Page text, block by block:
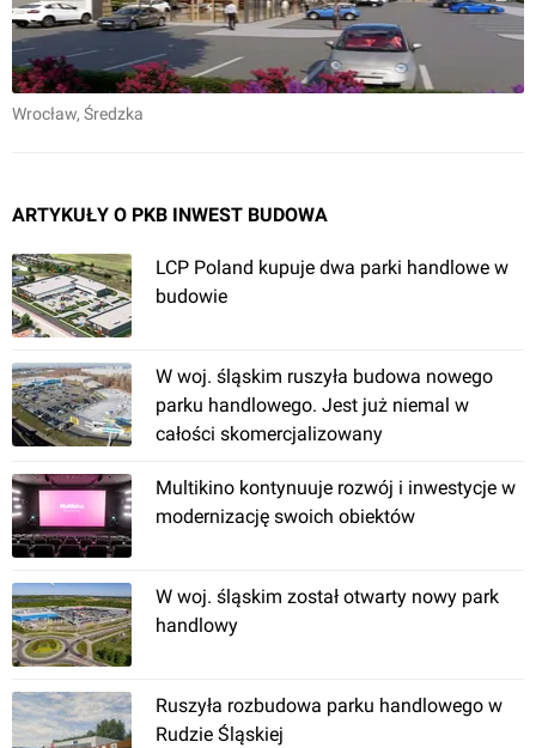
Wrocław, Średzka
ARTYKUŁY O PKB INWEST BUDOWA
LCP Poland kupuje dwa parki handlowe w
budowie
W woj. śląskim ruszyła budowa nowego
parku handlowego. Jest już niemal w
całości skomercjalizowany
Multikino kontynuuje rozwój i inwestycje w
modernizację swoich obiektów
W woj. śląskim został otwarty nowy park
handlowy
Ruszyła rozbudowa parku handlowego w
Rudzie Śląskiej